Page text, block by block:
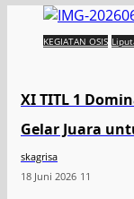
KEGIATAN OSIS
XI TITL 1
Gelar Juara
skagrisa
18 Juni 2026 11